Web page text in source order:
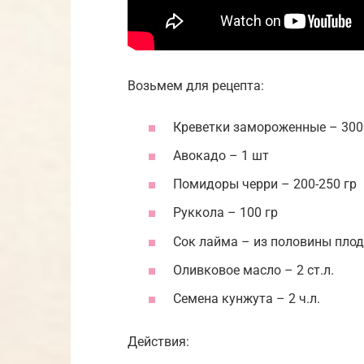
Возьмем для рецепта:
Креветки замороженные – 300
Авокадо – 1 шт
Помидоры черри – 200-250 гр
Руккола – 100 гр
Сок лайма – из половины
Оливковое масло – 2 ст.л.
Семена кунжута – 2 ч.л.
Действия: